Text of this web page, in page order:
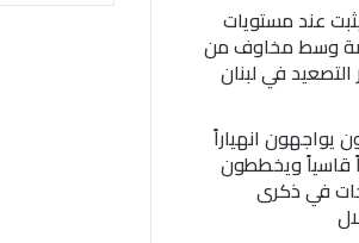
عند مستويات
وسط مخاوف من
التصعيد في لبنان
يواجهون انهياراً
قاسياً ويخططون
في ذكرى